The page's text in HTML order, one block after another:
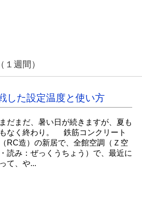
週間）
した設定温度と使い方
だまだ、暑い日が続きますが、夏も
なく終わり。 鉄筋コンクリート
RC造）の新居で、全館空調（Ｚ空
読み：ぜっくうちょう）で、最近に
て、や...